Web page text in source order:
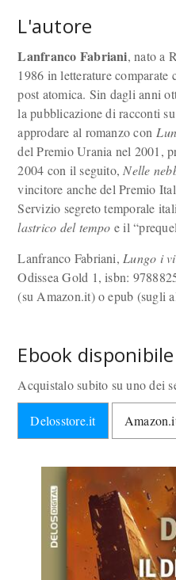
L'autore
Lanfranco Fabriani, nato a
1986 in letterature comparate
post atomica. Sin dagli anni
la pubblicazione di racconti
approdare al romanzo con
del Premio Urania nel 2001,
2004 con il seguito, Nelle
vincitore anche del Premio
Servizio segreto temporale
lastrico del tempo e il
Lanfranco Fabriani, Lungo i
Odissea Gold 1, isbn:
(su Amazon.it) o epub (sugli
Ebook disponibile
Acquistalo subito su uno dei
Delosstore.it